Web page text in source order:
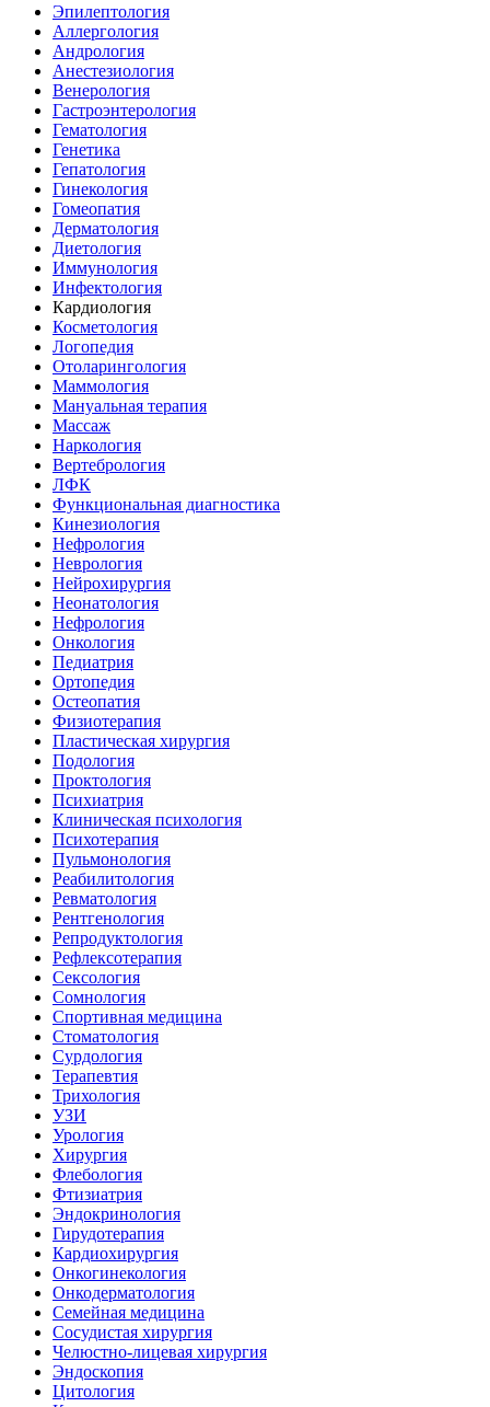
Эпилептология
Аллергология
Андрология
Анестезиология
Венерология
Гастроэнтерология
Гематология
Генетика
Гепатология
Гинекология
Гомеопатия
Дерматология
Диетология
Иммунология
Инфектология
Кардиология
Косметология
Логопедия
Отоларингология
Маммология
Мануальная терапия
Массаж
Наркология
Вертебрология
ЛФК
Функциональная диагностика
Кинезиология
Нефрология
Неврология
Нейрохирургия
Неонатология
Нефрология
Онкология
Педиатрия
Ортопедия
Остеопатия
Физиотерапия
Пластическая хирургия
Подология
Проктология
Психиатрия
Клиническая психология
Психотерапия
Пульмонология
Реабилитология
Ревматология
Рентгенология
Репродуктология
Рефлексотерапия
Сексология
Сомнология
Спортивная медицина
Стоматология
Сурдология
Терапевтия
Трихология
УЗИ
Урология
Хирургия
Флебология
Фтизиатрия
Эндокринология
Гирудотерапия
Кардиохирургия
Онкогинекология
Онкодерматология
Семейная медицина
Сосудистая хирургия
Челюстно-лицевая хирургия
Эндоскопия
Цитология